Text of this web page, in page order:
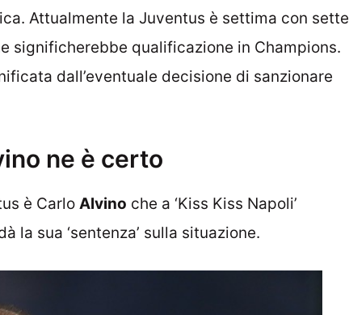
Attualmente la Juventus è settima con sette
significherebbe qualificazione in Champions.
dall’eventuale decisione di sanzionare
ne è certo
è Carlo Alvino che a ‘Kiss Kiss Napoli’
la sua ‘sentenza’ sulla situazione.